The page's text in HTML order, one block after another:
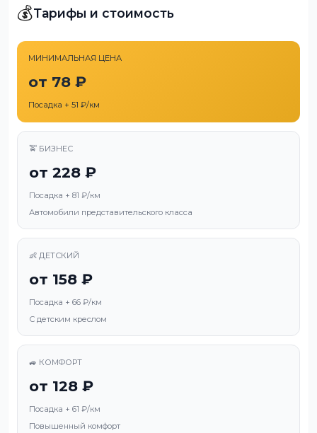
💰Тарифы и стоимость
МИНИМАЛЬНАЯ ЦЕНА
от 78 ₽
Посадка + 51 ₽/км
🚖 БИЗНЕС
от 228 ₽
Посадка + 81 ₽/км
Автомобили представительского класса
👶 ДЕТСКИЙ
от 158 ₽
Посадка + 66 ₽/км
С детским креслом
🚙 КОМФОРТ
от 128 ₽
Посадка + 61 ₽/км
Повышенный комфорт